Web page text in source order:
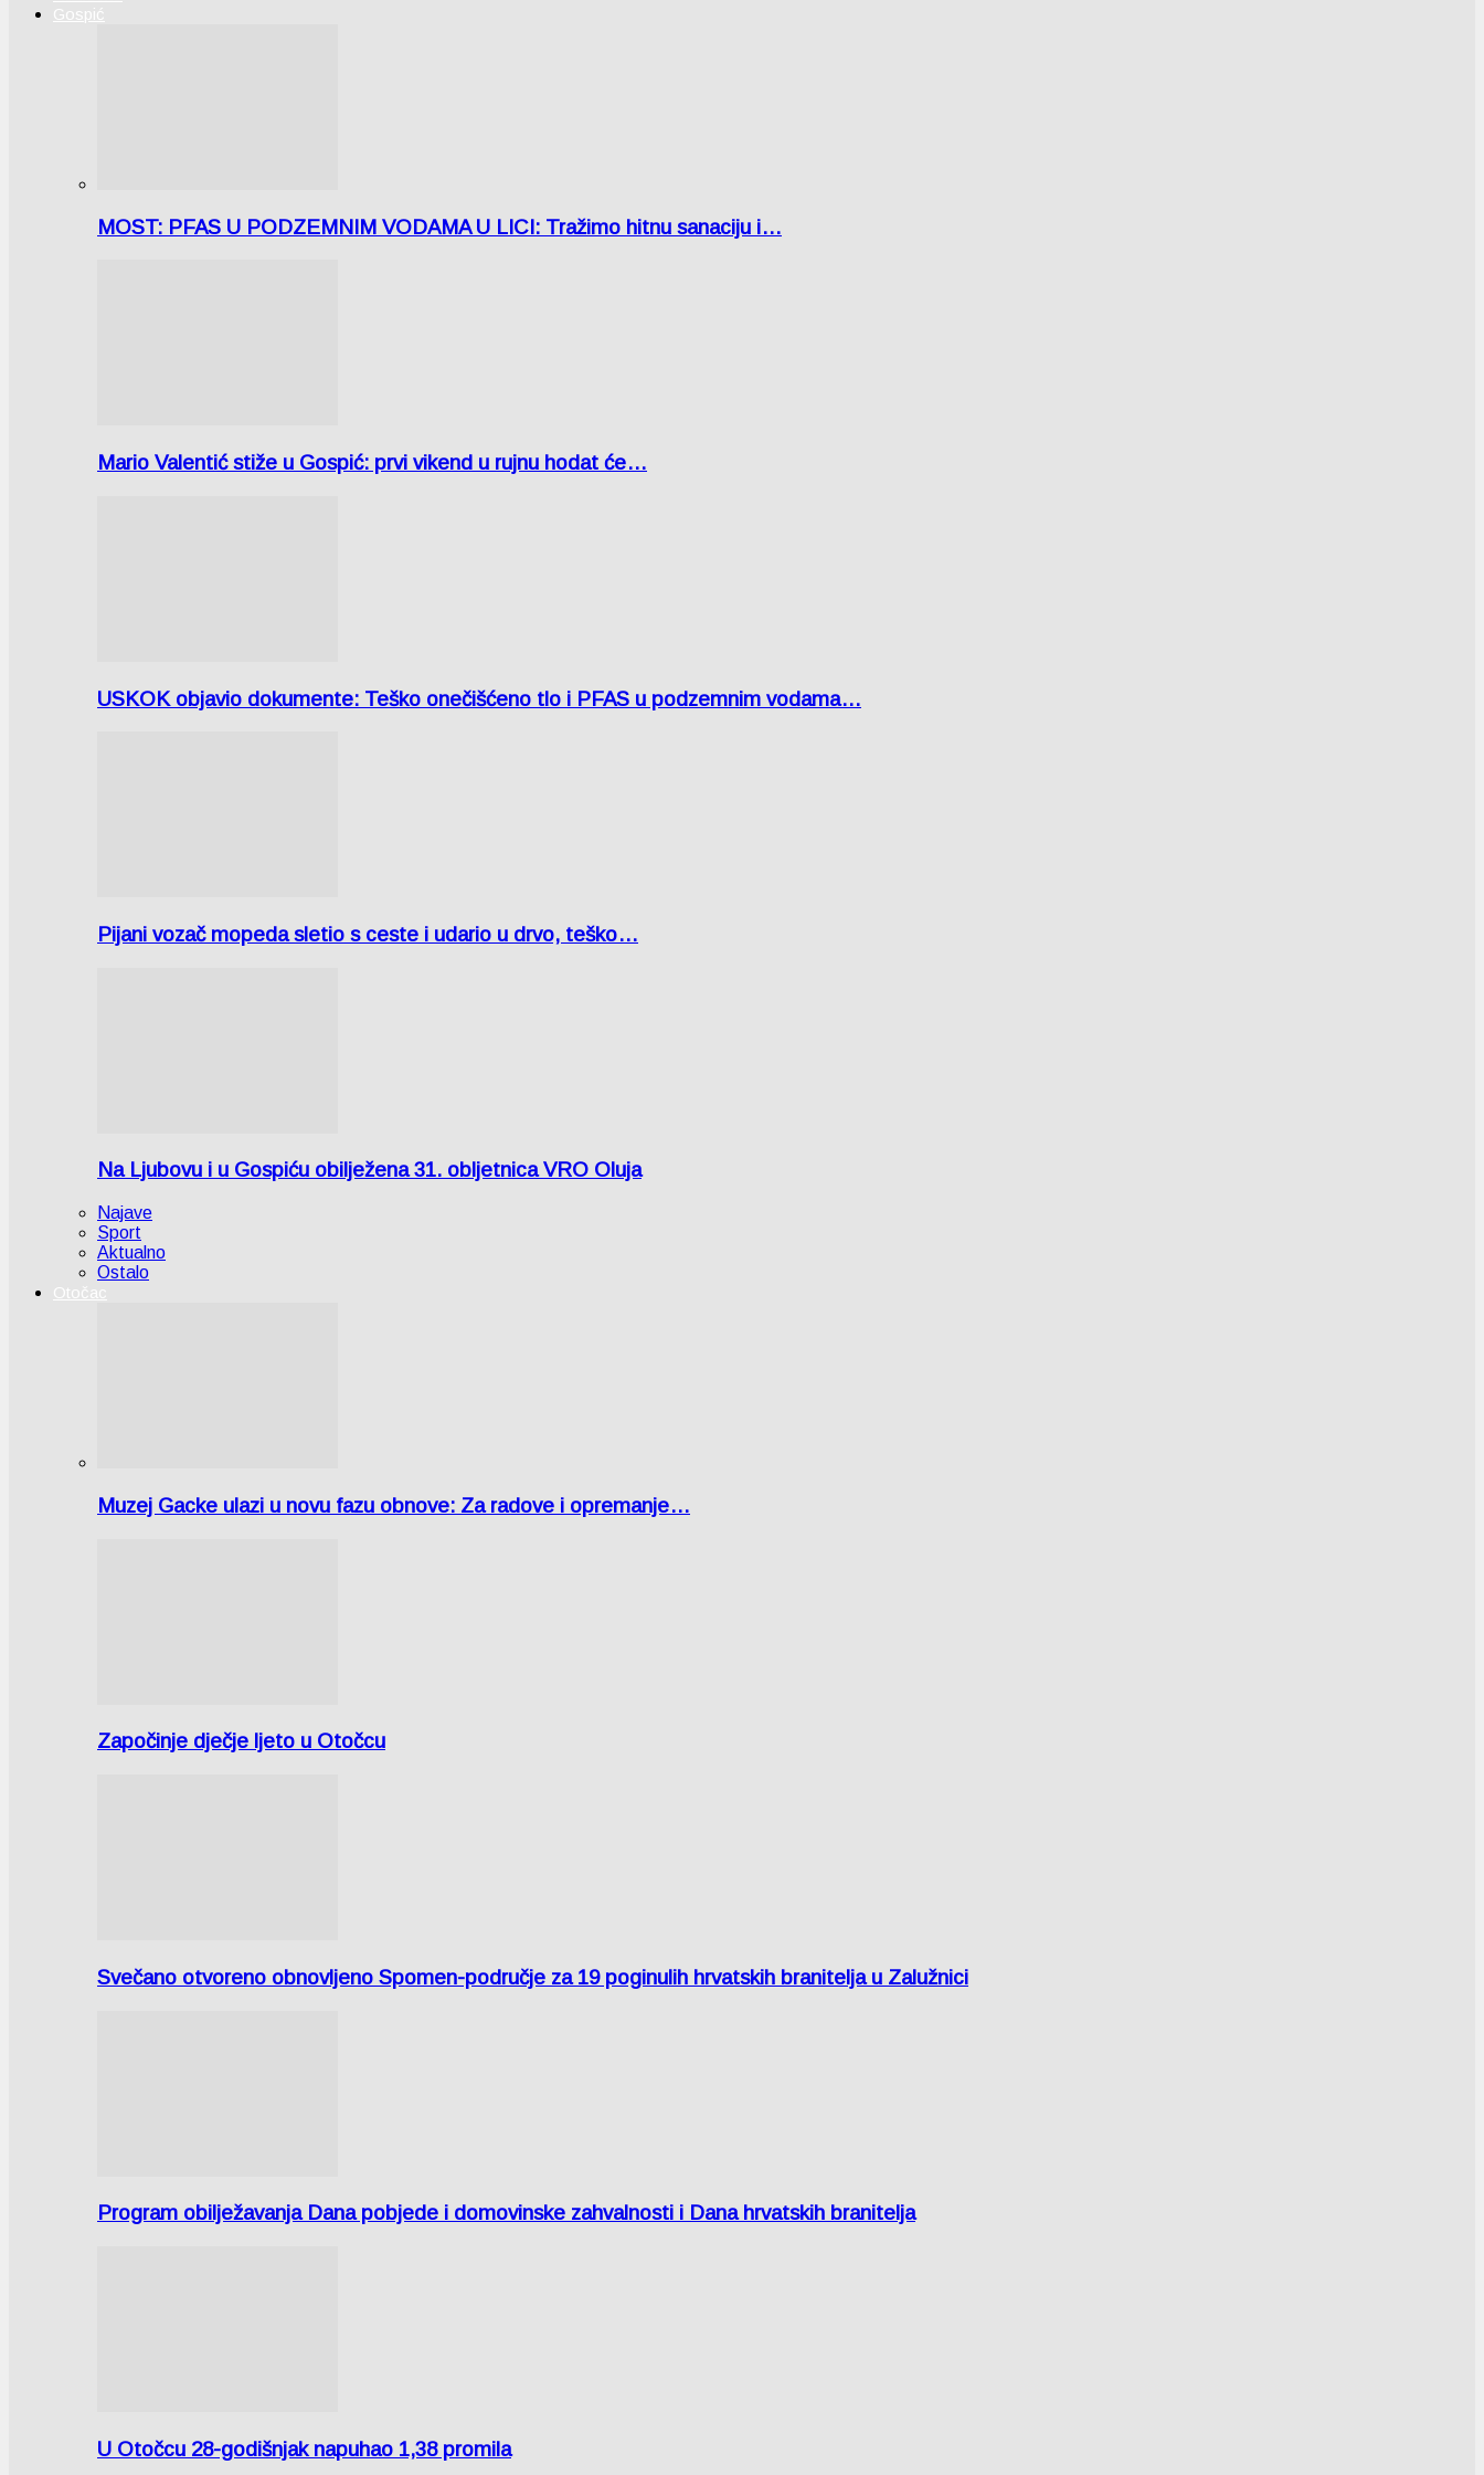
Gospić
MOST: PFAS U PODZEMNIM VODAMA U LICI: Tražimo hitnu sanaciju i…
Mario Valentić stiže u Gospić: prvi vikend u rujnu hodat će…
USKOK objavio dokumente: Teško onečišćeno tlo i PFAS u podzemnim vodama…
Pijani vozač mopeda sletio s ceste i udario u drvo, teško…
Na Ljubovu i u Gospiću obilježena 31. obljetnica VRO Oluja
Najave
Sport
Aktualno
Ostalo
Otočac
Muzej Gacke ulazi u novu fazu obnove: Za radove i opremanje…
Započinje dječje ljeto u Otočcu
Svečano otvoreno obnovljeno Spomen-područje za 19 poginulih hrvatskih branitelja u Zalužnici
Program obilježavanja Dana pobjede i domovinske zahvalnosti i Dana hrvatskih branitelja
U Otočcu 28-godišnjak napuhao 1,38 promila